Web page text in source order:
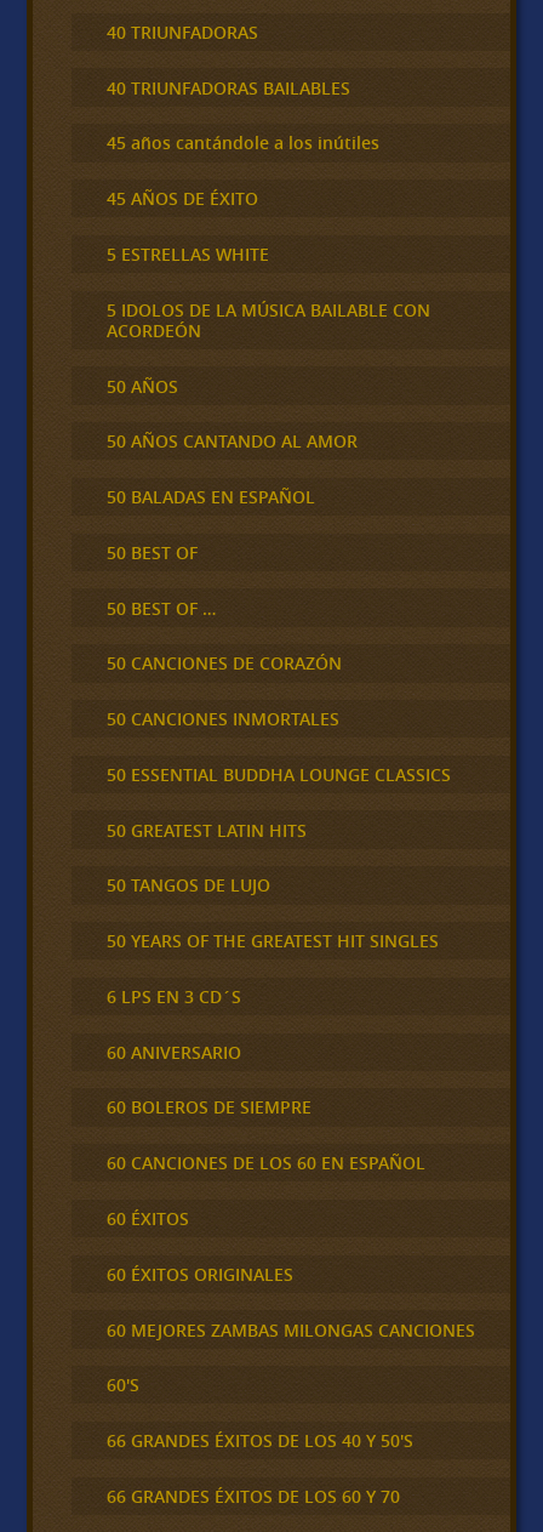
40 TRIUNFADORAS
40 TRIUNFADORAS BAILABLES
45 años cantándole a los inútiles
45 AÑOS DE ÉXITO
5 ESTRELLAS WHITE
5 IDOLOS DE LA MÚSICA BAILABLE CON
ACORDEÓN
50 AÑOS
50 AÑOS CANTANDO AL AMOR
50 BALADAS EN ESPAÑOL
50 BEST OF
50 BEST OF …
50 CANCIONES DE CORAZÓN
50 CANCIONES INMORTALES
50 ESSENTIAL BUDDHA LOUNGE CLASSICS
50 GREATEST LATIN HITS
50 TANGOS DE LUJO
50 YEARS OF THE GREATEST HIT SINGLES
6 LPS EN 3 CD´S
60 ANIVERSARIO
60 BOLEROS DE SIEMPRE
60 CANCIONES DE LOS 60 EN ESPAÑOL
60 ÉXITOS
60 ÉXITOS ORIGINALES
60 MEJORES ZAMBAS MILONGAS CANCIONES
60'S
66 GRANDES ÉXITOS DE LOS 40 Y 50'S
66 GRANDES ÉXITOS DE LOS 60 Y 70